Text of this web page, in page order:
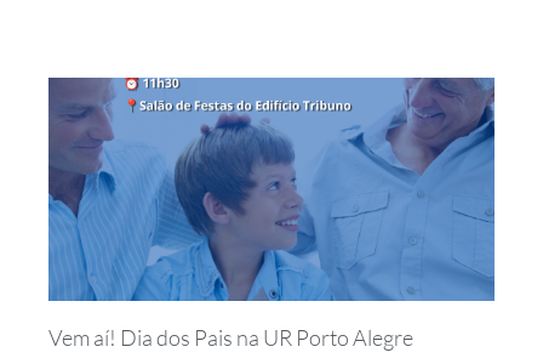
Vem aí! Dia dos Pais na UR Porto Alegre